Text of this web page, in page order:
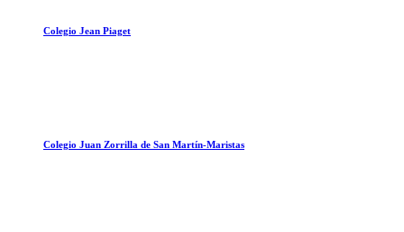
Colegio Jean Piaget
Colegio Juan Zorrilla de San Martín-Maristas